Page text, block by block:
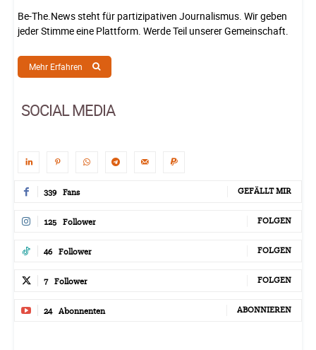
Be-The.News steht für partizipativen Journalismus. Wir geben
jeder Stimme eine Plattform. Werde Teil unserer Gemeinschaft.
Mehr Erfahren
SOCIAL MEDIA
339 Fans GEFÄLLT MIR
125 Follower FOLGEN
46 Follower FOLGEN
7 Follower FOLGEN
24 Abonnenten ABONNIEREN